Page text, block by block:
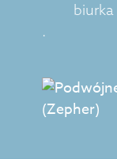
biurka
.